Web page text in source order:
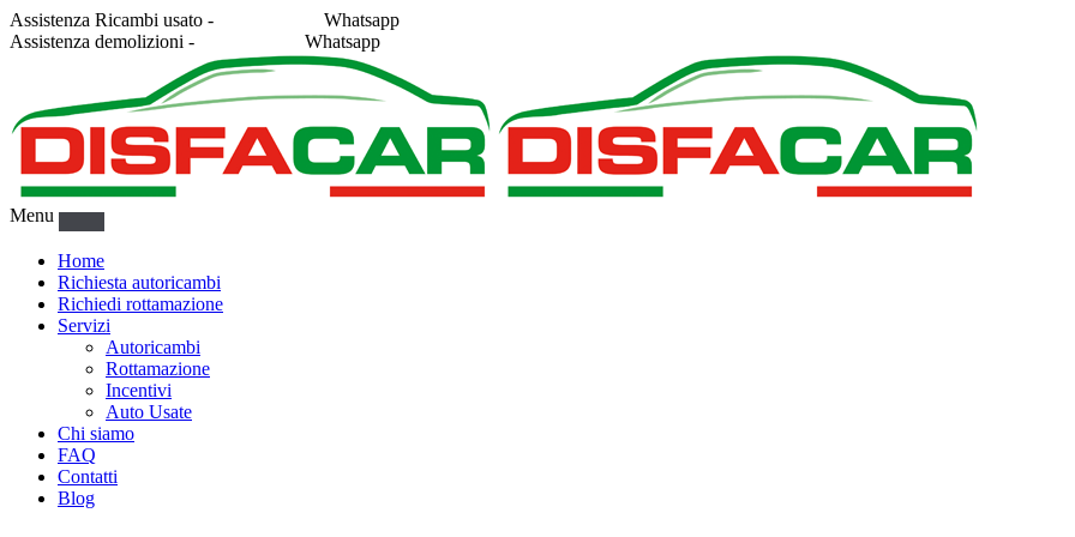
Assistenza Ricambi usato -
Whatsapp
Assistenza demolizioni -
Whatsapp
Menu
Home
Richiesta autoricambi
Richiedi rottamazione
Servizi
Autoricambi
Rottamazione
Incentivi
Auto Usate
Chi siamo
FAQ
Contatti
Blog